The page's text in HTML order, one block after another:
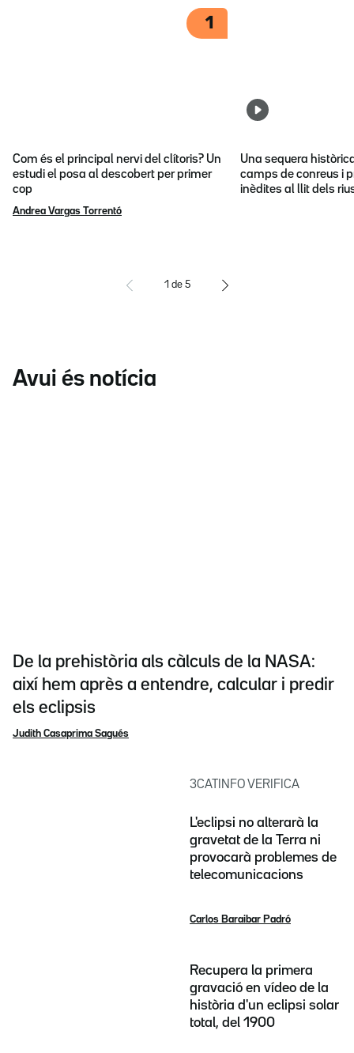
1
Com és el principal nervi del clítoris? Un
estudi el posa al descobert per primer
cop
Andrea Vargas Torrentó
Una sequera
camps de conreus i
inèdites al llit dels
1 de 5
Avui és notícia
De la prehistòria als càlculs de la NASA:
així hem après a entendre, calcular i predir
els eclipsis
Judith Casaprima Sagués
3CATINFO VERIFICA
L'eclipsi no alterarà la
gravetat de la Terra ni
provocarà problemes de
telecomunicacions
Carlos Baraibar Padró
Recupera la primera
gravació en vídeo de la
història d'un eclipsi solar
total, del 1900